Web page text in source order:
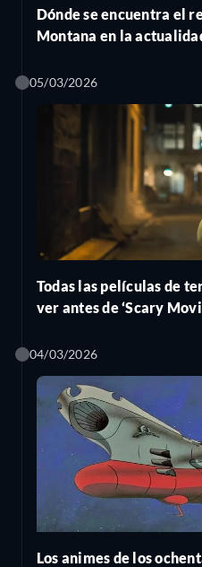
Dónde se encuentra el
Montana en la
05/03/2026
Todas las películas de
ver antes de ‘Scary
04/03/2026
Los animes de los